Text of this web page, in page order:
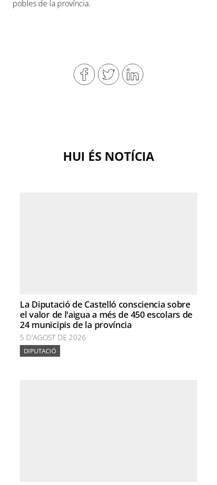
pobles de la província.
HUI ÉS NOTÍCIA
La Diputació de Castelló consciencia sobre
el valor de l'aigua a més de 450 escolars de
24 municipis de la província
5 D'AGOST DE 2026
DIPUTACIÓ